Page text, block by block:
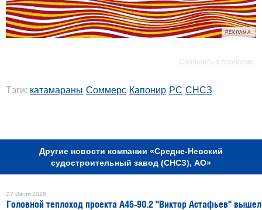
РЕКЛАМА
Сообщить о проблеме
Тэги: катамараны Соммерс Капонир РС СНСЗ
Другие новости компании «Средне-Невский
судостроительный завод (СНСЗ), АО»
27 Июля 2026
Головной теплоход проекта А45-90.2 "Виктор Астафьев" вышел